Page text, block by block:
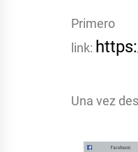
link:
Una vez